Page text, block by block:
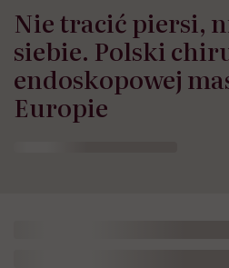
Nie tracić piersi,
siebie. Polski
endoskopowej
Europie